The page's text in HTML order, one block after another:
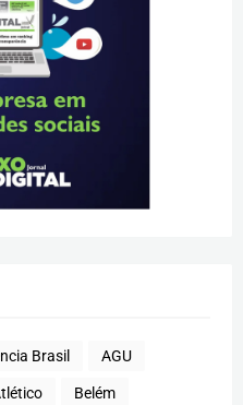
Brasil AGU
Belém